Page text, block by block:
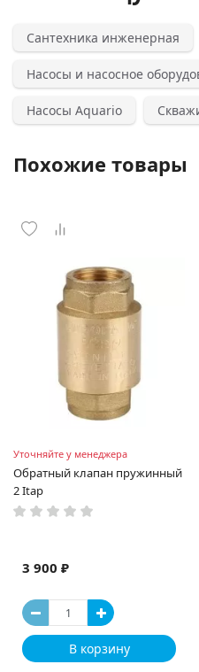
Сантехника инженерная
Насосы и насосное
Насосы Aquario
Похожие товары
Уточняйте у менеджера
Обратный клапан пружинный
2 Itap
3 900 ₽
В корзину